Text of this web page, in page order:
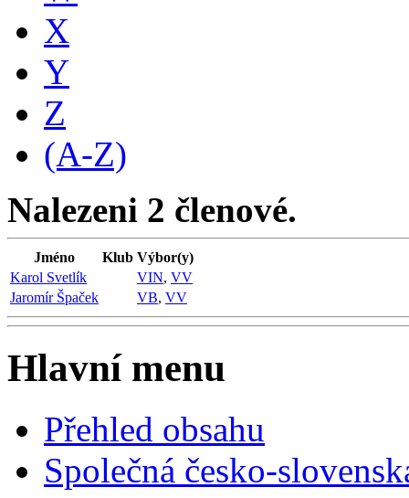
X
Y
Z
(A-Z)
Nalezeni 2 členové.
Jméno Klub Výbor(y)
Karol Svetlík
VIN, VV
Jaromír Špaček
VB, VV
Hlavní menu
Přehled obsahu
Společná česko-